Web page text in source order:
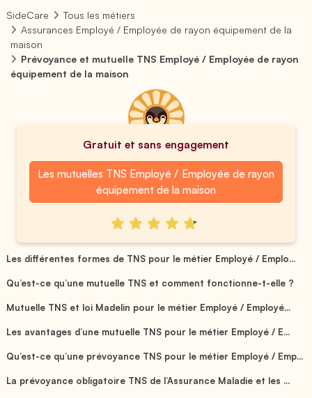
SideCare
Tous les métiers
Assurances Employé / Employée de rayon équipement de la
maison
Prévoyance et mutuelle TNS Employé / Employée de rayon
équipement de la maison
Gratuit et sans engagement
Les mutuelles TNS Employé / Employée de rayon
équipement de la maison
Les différentes formes de TNS pour le métier Employé / Emplo...
Qu’est-ce qu’une mutuelle TNS et comment fonctionne-t-elle ?
Mutuelle TNS et loi Madelin pour le métier Employé / Employé...
Les avantages d’une mutuelle TNS pour le métier Employé / E...
Qu’est-ce qu’une prévoyance TNS pour le métier Employé / Emp...
La prévoyance obligatoire TNS de l’Assurance Maladie et les ...